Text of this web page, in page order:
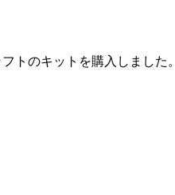
トのキットを購入しました。